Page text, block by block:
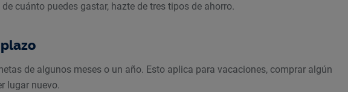
cuánto puedes gastar, hazte de tres tipos de ahorro.
de algunos meses o un año. Esto aplica para vacaciones, comprar algún
lugar nuevo.